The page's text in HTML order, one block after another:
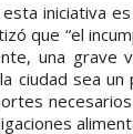
iniciativa
que “el
una grave
ciudad sea